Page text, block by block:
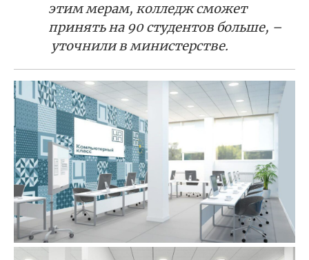
этим мерам, колледж сможет
принять на 90 студентов больше, –
уточнили в министерстве.